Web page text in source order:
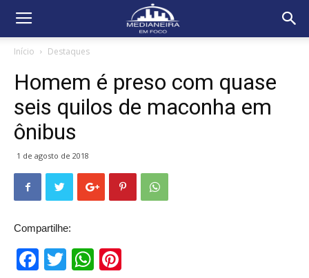
Início Destaques
Homem é preso com quase
seis quilos de maconha em
ônibus
1 de agosto de 2018
Compartilhe:
Facebook
TwitterWhatsApp